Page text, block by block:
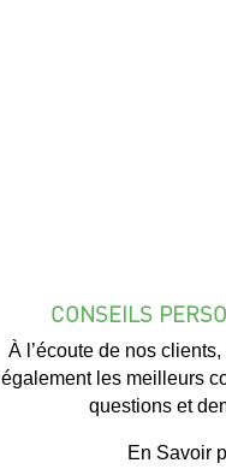
CONSEILS
À l’écoute de nos
également les meilleurs
questions et
En Savoir